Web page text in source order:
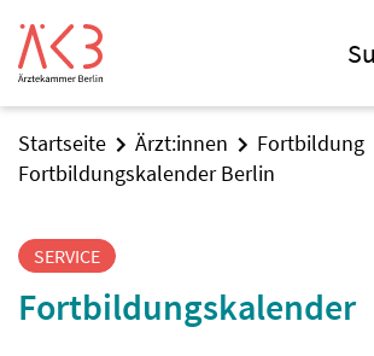
Startseite Ärzt:innen
Fortbildung
Fortbildungskalender Berlin
SERVICE
Fortbildungskalender